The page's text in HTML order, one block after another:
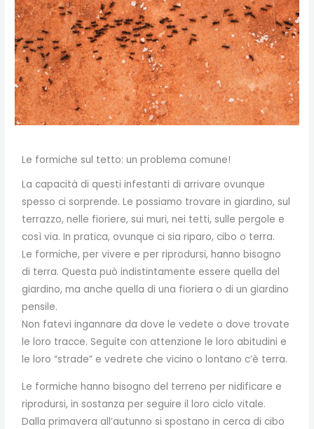
Le formiche sul tetto: un problema comune!
La capacità di questi infestanti di arrivare ovunque
spesso ci sorprende. Le possiamo trovare in giardino, sul
terrazzo, nelle fioriere, sui muri, nei tetti, sulle pergole e
così via. In pratica, ovunque ci sia riparo, cibo o terra.
Le formiche, per vivere e per riprodursi, hanno bisogno
di terra. Questa può indistintamente essere quella del
giardino, ma anche quella di una fioriera o di un giardino
pensile.
Non fatevi ingannare da dove le vedete o dove trovate
le loro tracce. Seguite con attenzione le loro abitudini e
le loro “strade” e vedrete che vicino o lontano c’è terra.
Le formiche hanno bisogno del terreno per nidificare e
riprodursi, in sostanza per seguire il loro ciclo vitale.
Dalla primavera all’autunno si spostano in cerca di cibo